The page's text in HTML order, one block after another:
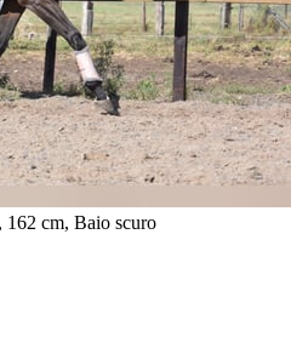
162 cm, Baio scuro